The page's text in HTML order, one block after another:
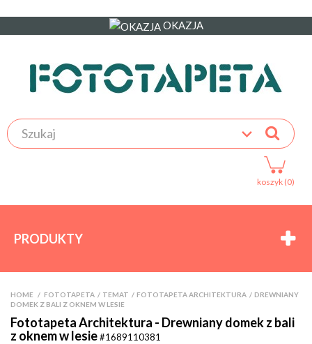
OKAZJA
koszyk (0)
PRODUKTY
HOME FOTOTAPETA >TEMAT >FOTOTAPETA ARCHITEKTURA >DREWNIANY
DOMEK Z BALI Z OKNEM W LESIE
Fototapeta Architektura - Drewniany domek z bali
z oknem w lesie#1689110381